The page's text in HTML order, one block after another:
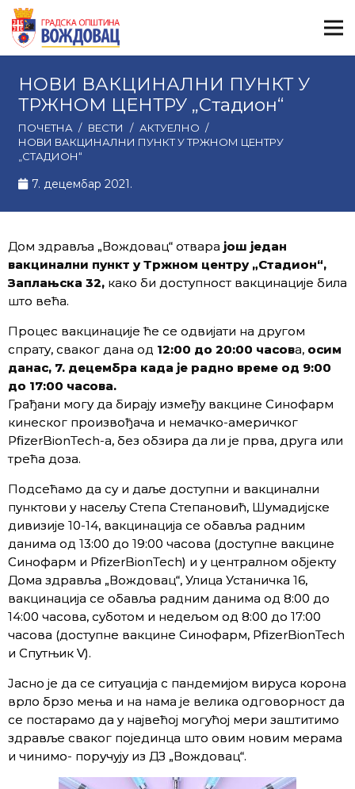
НОВИ ВАКЦИНАЛНИ ПУНКТ У
ТРЖНОМ ЦЕНТРУ „Стадион“
ПОЧЕТНА / ВЕСТИ / АКТУЕЛНО /
НОВИ ВАКЦИНАЛНИ ПУНКТ У ТРЖНОМ ЦЕНТРУ
„СТАДИОН“
7. децембар 2021.
Дом здравља „Вождовац“ отвара још један
вакцинални пункт у Тржном центру „Стадион“,
Заплањска 32, како би доступност вакцинације била
што већа.
Процес вакцинације ће се одвијати на другом
спрату, сваког дана од 12:00 до 20:00 часова, осим
данас, 7. децембра када је радно време од 9:00
до 17:00 часова.
Грађани могу да бирају између вакцине Синофарм
кинеског произвођача и немачко-америчког
PfizerBionTech-a, без обзира да ли је прва, друга или
трећа доза.
Подсећамо да су и даље доступни и вакцинални
пунктови у насељу Степа Степановић, Шумадијске
дивизије 10-14, вакцинација се обавља радним
данима од 13:00 до 19:00 часова (дoступне вакцине
Синофарм и PfizerBionTech) и у централном објекту
Дома здравља „Вождовац“, Улица Устаничка 16,
вакцинација се обавља радним данима од 8:00 до
14:00 часова, суботом и недељом од 8:00 до 17:00
часова (доступне вакцине Синофарм, PfizerBionTech
и Спутњик V).
Јасно је да се ситуација с пандемијом вируса корона
врло брзо мења и на нама је велика одговорност да
се постарамо да у највећој могућој мери заштитимо
здравље сваког појединца што овим новим мерама
и чинимо- поручују из ДЗ „Вождовац“.